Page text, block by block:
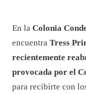
En la Colonia
encuentra Tress
recientemente
provocada por el
para recibirte con